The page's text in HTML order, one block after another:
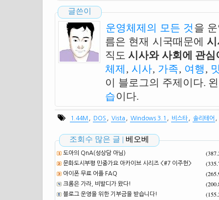
글쓴이
운영체제의 모든 것 을
름은 현재 시국때문에
직도 시사와 사회에 관
체제 , 시사, 가족, 여행 ,
이 블로그의 주제이다.
습이다.
1.44M DOS Vista Windows 3.1 비스타 솔리테어
조회수 많은 글 | 베오베
도아의 QnA(성상담 아님)
문화도시부평 민중가요 아카이브 시리즈 <#7 이주헌>
아이폰 무료 어플 FAQ
크롬은 가라, 비발디가 왔다!
블로그 운영을 위한 기부금을 받습니다!